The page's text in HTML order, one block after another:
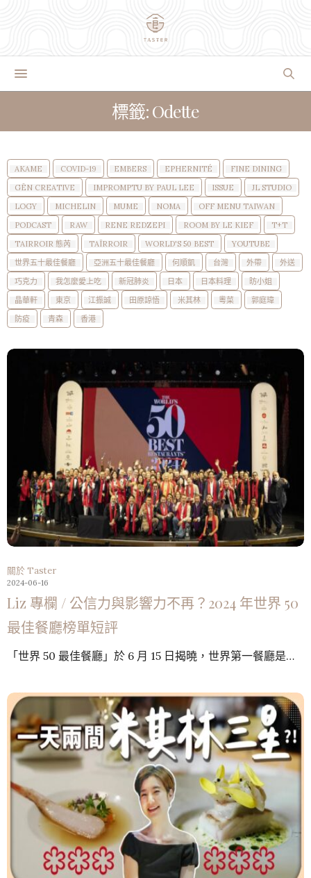
標籤: Odette
AKAME COVID-19 EMBERS EPHERNITÉ
FINE DINING
GĒN CREATIVE
IMPROMPTU BY PAUL LEE ISSUE
JL STUDIO
LOGY
MICHELIN MUME NOMA
OFF MENU TAIWAN
PODCAST
RAW RENE REDZEPI ROOM BY LE KIEF
T+T
TAIRROIR 態芮
TAÏRROIR WORLD'S 50 BEST
YOUTUBE
世界五十最佳餐廳
亞洲五十最佳餐廳 何順凱 台灣 外帶
外送
巧克力
我怎麼愛上吃 新冠肺炎 日本 日本料理
昉小姐
晶華軒
東京 江振誠 田原諒悟 米其林 粵菜
郭庭瑋
防疫
青森 香港
關於 Taster
2024-06-16
Liz 專欄 / 公信力與影響力不再？2024 年世界 50
最佳餐廳榜單短評
「世界 50 最佳餐廳」於 6 月 15 日揭曉，世界第一餐廳是…